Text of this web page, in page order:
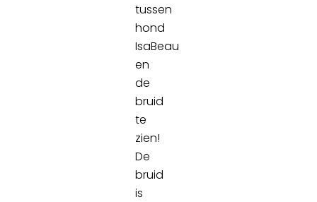
tussen
hond
IsaBeau
en
de
bruid
te
zien!
De
bruid
is